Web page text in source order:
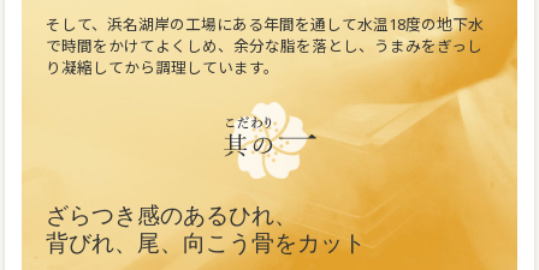
そして、浜名湖岸の工場にある年間を通して水温18度の地下水
で時間をかけてよくしめ、余分な脂を落とし、うまみをぎっし
り凝縮してから調理しています。
ざらつき感のあるひれ、
背びれ、尾、向こう骨をカット